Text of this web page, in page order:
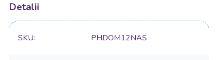
Detalii
SKU PHDOM12NAS